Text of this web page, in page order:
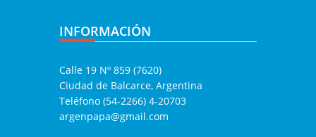
INFORMACIÓN
Calle 19 Nº 859 (7620)
Ciudad de Balcarce, Argentina
Teléfono (54-2266) 4-20703
argenpapa@gmail.com